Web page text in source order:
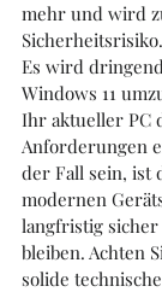
mehr und wird
Sicherheitsrisiko.
Es wird
Windows 11
Ihr aktueller PC
Anforderungen
der Fall sein, ist
modernen
langfristig
bleiben. Achten
solide